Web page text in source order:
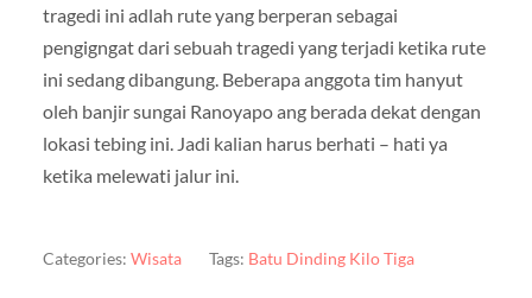
tragedi ini adlah rute yang berperan sebagai
pengigngat dari sebuah tragedi yang terjadi ketika rute
ini sedang dibangung. Beberapa anggota tim hanyut
oleh banjir sungai Ranoyapo ang berada dekat dengan
lokasi tebing ini. Jadi kalian harus berhati – hati ya
ketika melewati jalur ini.
Categories: Wisata Tags: Batu Dinding Kilo Tiga